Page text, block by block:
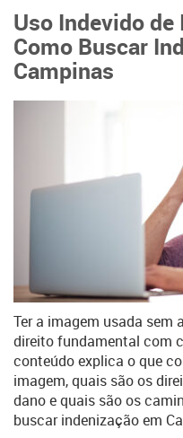
Uso Indevido
Como Buscar
Campinas
Ter a imagem usada sem
direito fundamental com
conteúdo explica o que
imagem, quais são os
dano e quais são os
buscar indenização em